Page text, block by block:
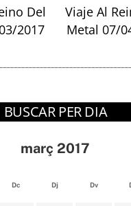
Del
2017
Viaje Al
Metal 07/
BUSCAR PER DIA
març 2017
Dc Dj Dv